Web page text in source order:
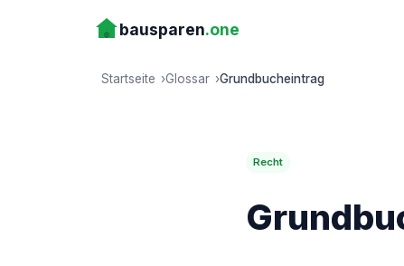
bausparen.one
Startseite Glossar Grundbucheintrag
Recht